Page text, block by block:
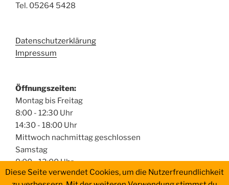
Tel. 05264 5428
Datenschutzerklärung
Impressum
Öffnungszeiten:
Montag bis Freitag
8:00 - 12:30 Uhr
14:30 - 18:00 Uhr
Mittwoch nachmittag geschlossen
Samstag
8:00 - 13:00 Uhr
Diese Seite verwendet Cookies, um die Nutzerfreundlichkeit